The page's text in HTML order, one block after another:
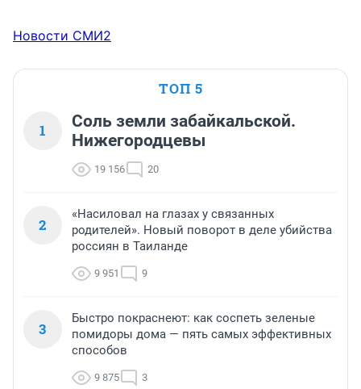
Новости СМИ2
ТОП 5
1
Соль земли забайкальской.
Нижегородцевы
19 156 20
2
«Насиловал на глазах у связанных
родителей». Новый поворот в деле убийства
россиян в Таиланде
9 951 9
3
Быстро покраснеют: как соспеть зеленые
помидоры дома — пять самых эффективных
способов
9 875 3